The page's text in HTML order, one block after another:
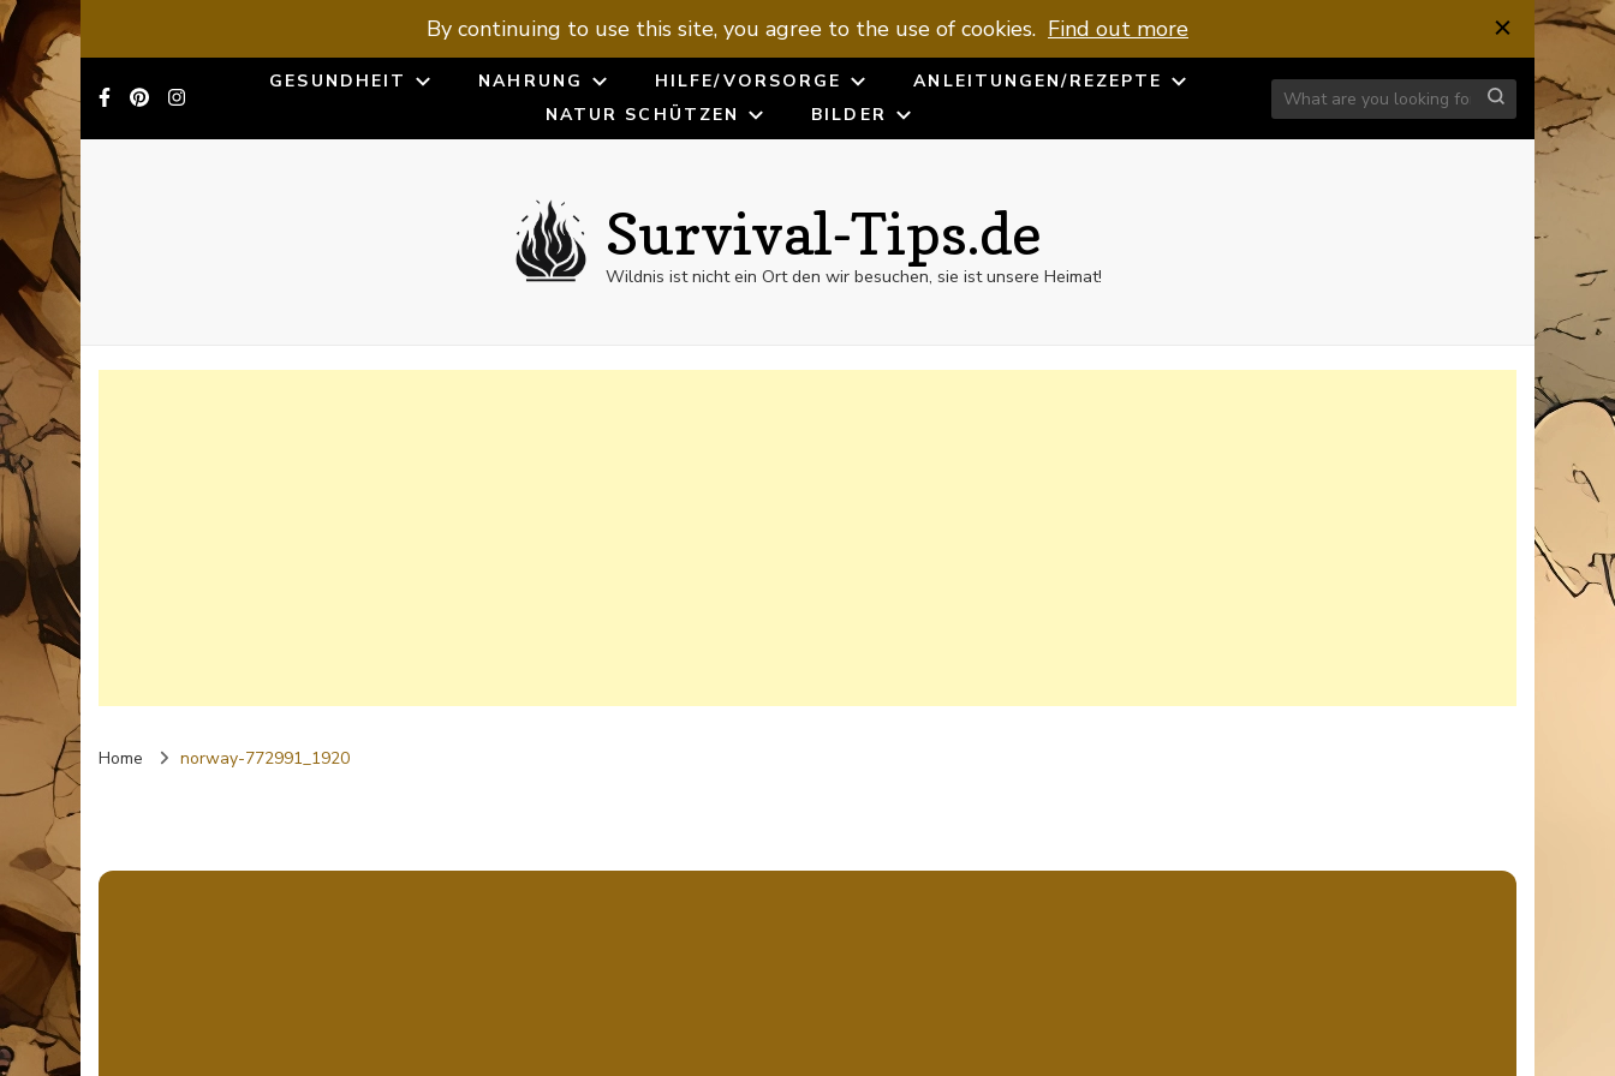
By continuing to use this site, you agree to the use of cookies. Find out more
GESUNDHEIT NAHRUNG HILFE/VORSORGE
ANLEITUNGEN/REZEPTE
NATUR SCHÜTZEN
BILDER
Looking for Something?
Survival-Tips.de
Wildnis ist nicht ein Ort den wir besuchen, sie ist unsere Heimat!
Home norway-772991_1920